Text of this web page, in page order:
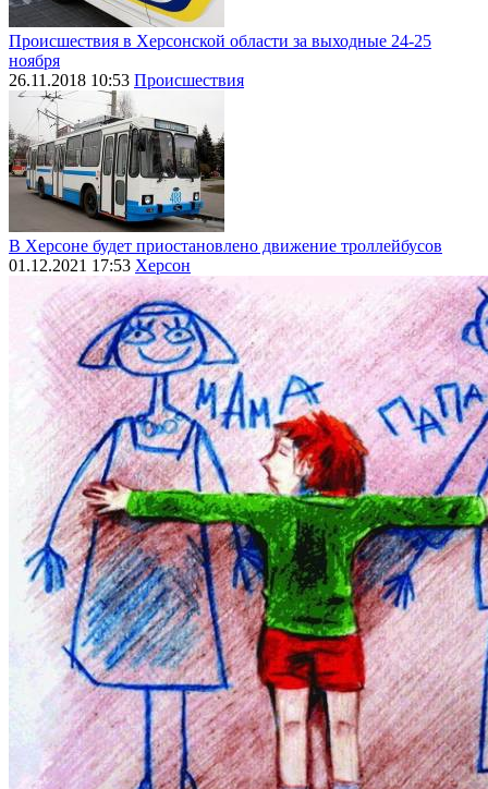
Происшествия в Херсонской области за выходные 24-25
ноября
26.11.2018 10:53 Происшествия
В Херсоне будет приостановлено движение троллейбусов
01.12.2021 17:53 Херсон